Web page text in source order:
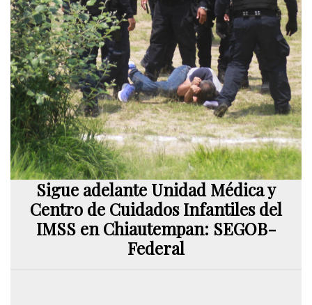
Sigue adelante Unidad Médica y
Centro de Cuidados Infantiles del
IMSS en Chiautempan: SEGOB-
Federal